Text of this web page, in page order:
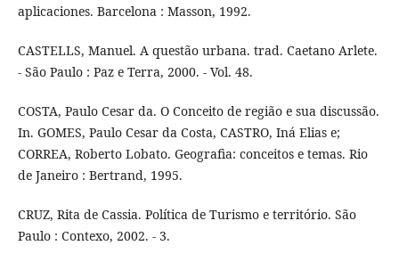
aplicaciones. Barcelona : Masson, 1992.
CASTELLS, Manuel. A questão urbana. trad. Caetano Arlete.
- São Paulo : Paz e Terra, 2000. - Vol. 48.
COSTA, Paulo Cesar da. O Conceito de região e sua discussão.
In. GOMES, Paulo Cesar da Costa, CASTRO, Iná Elias e;
CORREA, Roberto Lobato. Geografia: conceitos e temas. Rio
de Janeiro : Bertrand, 1995.
CRUZ, Rita de Cassia. Política de Turismo e território. São
Paulo : Contexo, 2002. - 3.